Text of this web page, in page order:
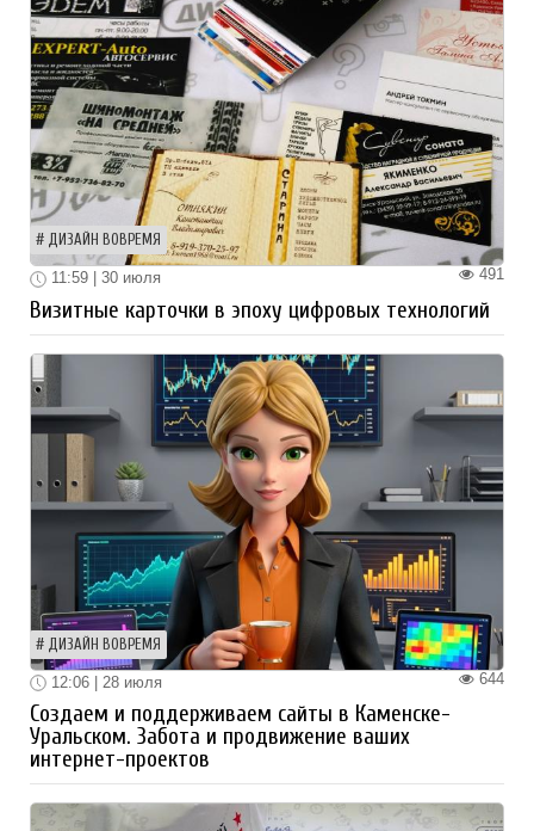
ДИЗАЙН ВОВРЕМЯ
491
11:59 | 30 июля
Визитные карточки в эпоху цифровых технологий
ДИЗАЙН ВОВРЕМЯ
644
12:06 | 28 июля
Создаем и поддерживаем сайты в Каменске-
Уральском. Забота и продвижение ваших
интернет-проектов